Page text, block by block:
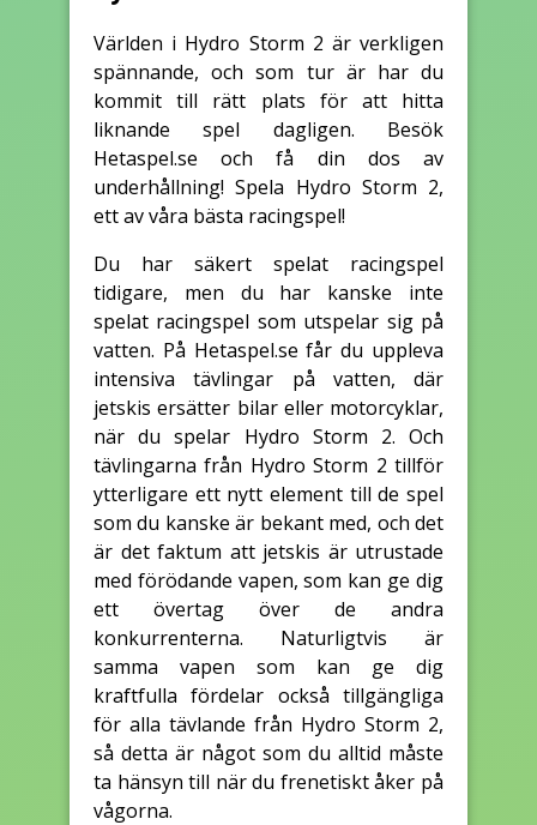
Världen i Hydro Storm 2 är verkligen
spännande, och som tur är har du
kommit till rätt plats för att hitta
liknande spel dagligen. Besök
Hetaspel.se och få din dos av
underhållning! Spela Hydro Storm 2,
ett av våra bästa racingspel!
Du har säkert spelat racingspel
tidigare, men du har kanske inte
spelat racingspel som utspelar sig på
vatten. På Hetaspel.se får du uppleva
intensiva tävlingar på vatten, där
jetskis ersätter bilar eller motorcyklar,
när du spelar Hydro Storm 2. Och
tävlingarna från Hydro Storm 2 tillför
ytterligare ett nytt element till de spel
som du kanske är bekant med, och det
är det faktum att jetskis är utrustade
med förödande vapen, som kan ge dig
ett övertag över de andra
konkurrenterna. Naturligtvis är
samma vapen som kan ge dig
kraftfulla fördelar också tillgängliga
för alla tävlande från Hydro Storm 2,
så detta är något som du alltid måste
ta hänsyn till när du frenetiskt åker på
vågorna.